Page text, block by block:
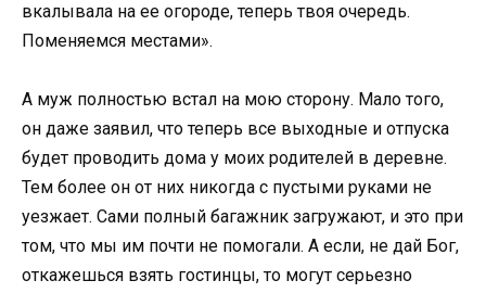
вкалывала на ее огороде, теперь твоя очередь.
Поменяемся местами».
А муж полностью встал на мою сторону. Мало того,
он даже заявил, что теперь все выходные и отпуска
будет проводить дома у моих родителей в деревне.
Тем более он от них никогда с пустыми руками не
уезжает. Сами полный багажник загружают, и это при
том, что мы им почти не помогали. А если, не дай Бог,
откажешься взять гостинцы, то могут серьезно